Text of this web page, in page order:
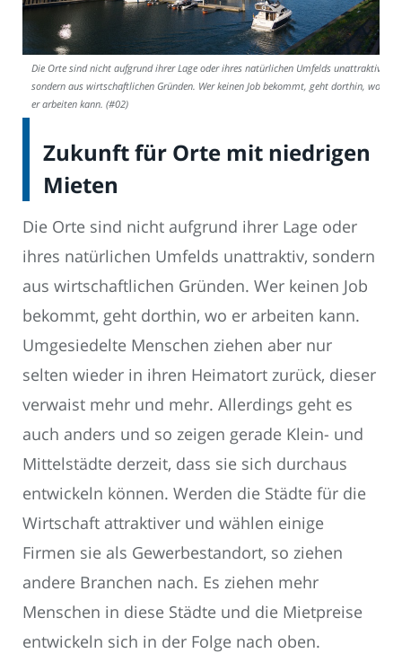
Die Orte sind nicht aufgrund ihrer Lage oder ihres natürlichen Umfelds unattraktiv,
sondern aus wirtschaftlichen Gründen. Wer keinen Job bekommt, geht dorthin, wo
er arbeiten kann. (#02)
Zukunft für Orte mit niedrigen
Mieten
Die Orte sind nicht aufgrund ihrer Lage oder
ihres natürlichen Umfelds unattraktiv, sondern
aus wirtschaftlichen Gründen. Wer keinen Job
bekommt, geht dorthin, wo er arbeiten kann.
Umgesiedelte Menschen ziehen aber nur
selten wieder in ihren Heimatort zurück, dieser
verwaist mehr und mehr. Allerdings geht es
auch anders und so zeigen gerade Klein- und
Mittelstädte derzeit, dass sie sich durchaus
entwickeln können. Werden die Städte für die
Wirtschaft attraktiver und wählen einige
Firmen sie als Gewerbestandort, so ziehen
andere Branchen nach. Es ziehen mehr
Menschen in diese Städte und die Mietpreise
entwickeln sich in der Folge nach oben.